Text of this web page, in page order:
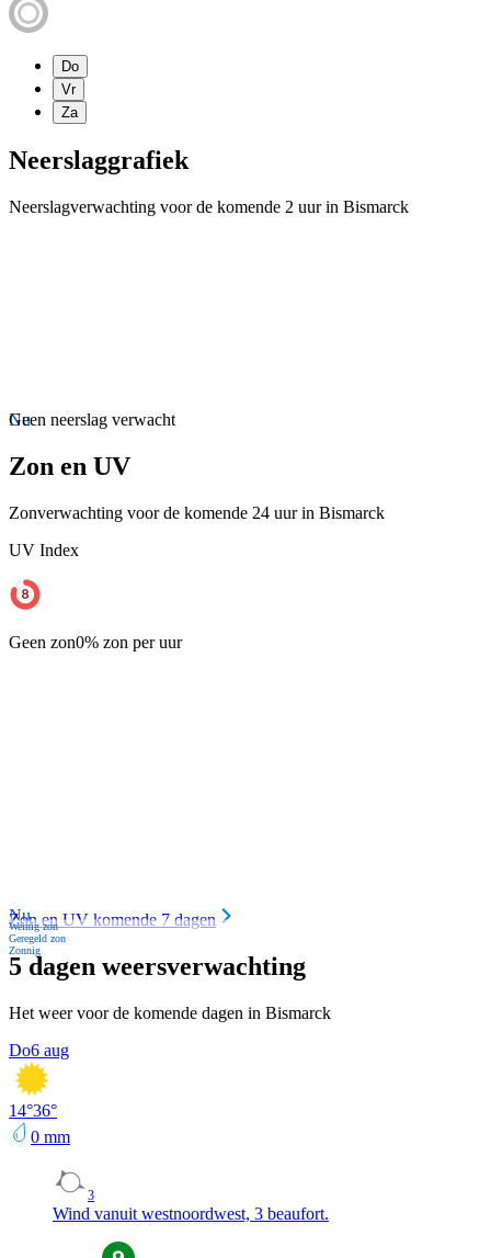
Do
Vr
Za
Neerslaggrafiek
Neerslagverwachting voor de komende 2 uur in Bismarck
Nu
Geen neerslag verwacht
Zon en UV
Zonverwachting voor de komende 24 uur in Bismarck
UV Index
Geen zon0% zon per uur
Nu
Weinig zon
Geregeld zon
Zonnig
Zon en UV komende 7 dagen
5 dagen weersverwachting
Het weer voor de komende dagen in Bismarck
Do6 aug
14°36°
0 mm
3
Wind vanuit westnoordwest, 3 beaufort.